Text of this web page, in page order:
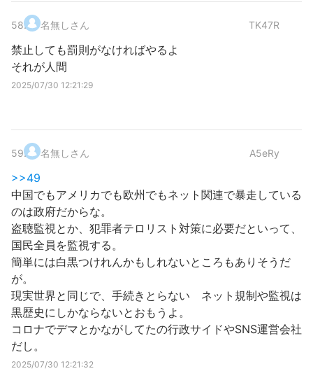
58. 名無しさん TK47R
禁止しても罰則がなければやるよ
それが人間
2025/07/30 12:21:29
59. 名無しさん A5eRy
>>49
中国でもアメリカでも欧州でもネット関連で暴走している
のは政府だからな。
盗聴監視とか、犯罪者テロリスト対策に必要だといって、
国民全員を監視する。
簡単には白黒つけれんかもしれないところもありそうだ
が。
現実世界と同じで、手続きとらない ネット規制や監視は
黒歴史にしかならないとおもうよ。
コロナでデマとかながしてたの行政サイドやSNS運営会社
だし。
2025/07/30 12:21:32